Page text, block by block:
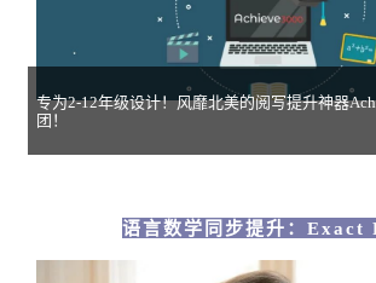
专为2-12年级设计！风靡北美的阅写提升神器
团！
语言数学同步提升：Exact